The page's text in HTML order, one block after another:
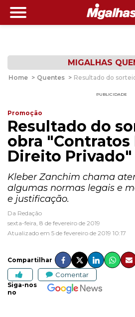
MIGALHAS
Home > Quentes > Resultado do
PUBLICIDADE
Promoção
Resultado do
obra "Contratos
Direito Privado"
Kleber Zanchim chama
algumas normas legais e
e justificação.
Da Redação
sexta-feira, 8 de fevereiro de 2019
Atualizado em 5 de fevereiro de 2019 10:17
Compartilhar
Comentar
Siga-nos
no